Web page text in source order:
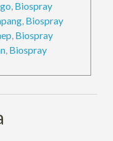
Biospray
Biospray
Biospray
Biospray